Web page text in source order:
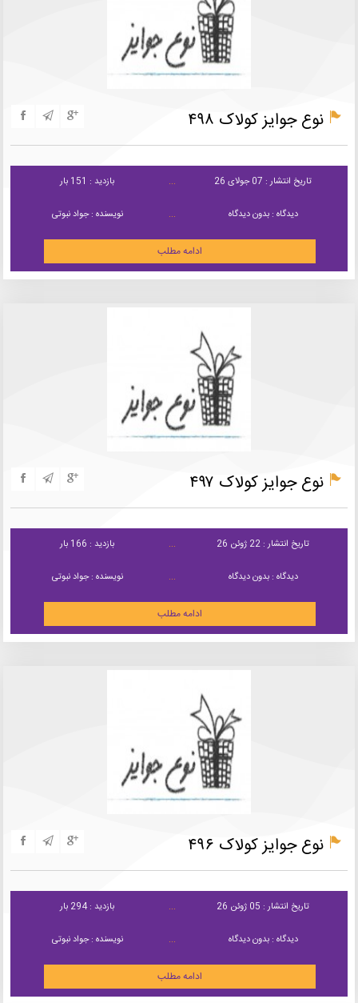
نوع جوایز کولاک ۴۹۸
تاریخ انتشار : 07 جولای 26 بازدید : 151 بار
دیدگاه : بدون دیدگاه نویسنده : جواد نبوتی
ادامه مطلب
نوع جوایز کولاک ۴۹۷
تاریخ انتشار : 22 ژوئن 26 بازدید : 166 بار
دیدگاه : بدون دیدگاه نویسنده : جواد نبوتی
ادامه مطلب
نوع جوایز کولاک ۴۹۶
تاریخ انتشار : 05 ژوئن 26 بازدید : 294 بار
دیدگاه : بدون دیدگاه نویسنده : جواد نبوتی
ادامه مطلب